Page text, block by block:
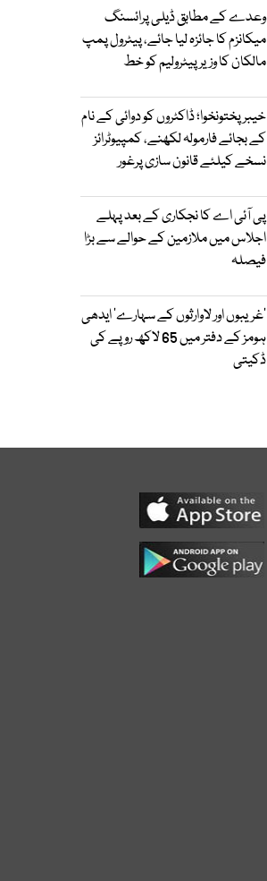
وعدے کے مطابق ڈیلی پرائسنگ
میکانزم کا جائزہ لیا جائے، پیٹرول پمپ
مالکان کا وزیرپیٹرولیم کو خط
خیبرپختونخوا؛ ڈاکٹروں کو دوائی کے نام
کے بجائے فارمولہ لکھنے، کمپیوٹرائز
نسخے کیلئے قانون سازی پرغور
پی آئی اے کا نجکاری کے بعد پہلے
اجلاس میں ملازمین کے حوالے سے بڑا
فیصلہ
’غریبوں اور لاوارثوں کے سہارے‘ ایدھی
ہومز کے دفتر میں 65 لاکھ روپے کی
ڈکیتی